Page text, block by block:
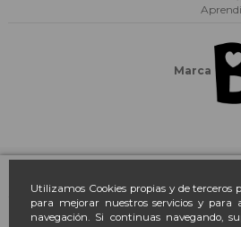
Utilizamos Cookies propias y de
para mejorar nuestros servicios y para
navegación. Si continuas navegando,
Marca
Farmacia March
Contacto